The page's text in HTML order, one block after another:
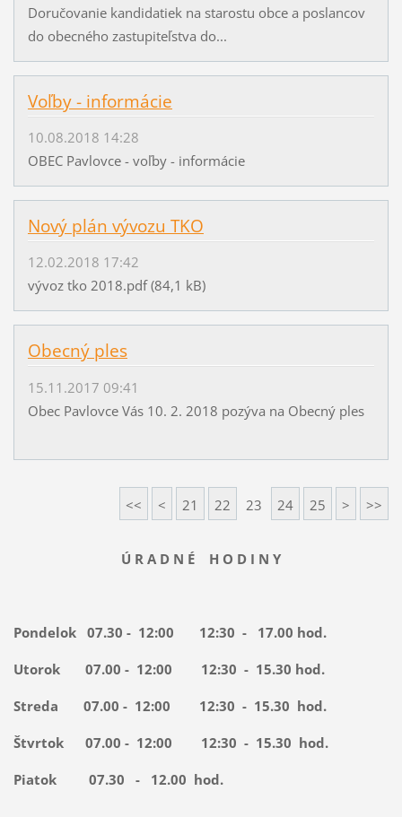
Doručovanie kandidatiek na starostu obce a poslancov
do obecného zastupiteľstva do...
Voľby - informácie
10.08.2018 14:28
OBEC Pavlovce - voľby - informácie
Nový plán vývozu TKO
12.02.2018 17:42
vývoz tko 2018.pdf (84,1 kB)
Obecný ples
15.11.2017 09:41
Obec Pavlovce Vás 10. 2. 2018 pozýva na Obecný ples
<< < 21 22 23 24 25 > >>
Ú R A D N É H O D I N Y
Pondelok 07.30 - 12:00 12:30 - 17.00 hod.
Utorok 07.00 - 12:00 12:30 - 15.30 hod.
Streda 07.00 - 12:00 12:30 - 15.30 hod.
Štvrtok 07.00 - 12:00 12:30 - 15.30 hod.
Piatok 07.30 - 12.00 hod.